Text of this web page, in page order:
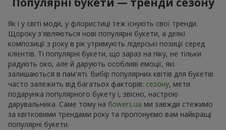
Як і у світі моди, у флористиці теж існують свої тренди.
Щороку з'являються нові популярні букети, а деякі
композиції з року в рік утримують лідерські позиції серед
клієнтів. Ті популярні букети, що зараз на піку, не тільки
радують око, але й дарують особливі емоції, які
залишаються в пам'яті. Вибір популярних квітів для букетів
часто залежить від багатьох факторів: сезону, мети
подарунка популярного букету і, звісно, настрою
дарувальника. Саме тому на flowers.ua ми завжди стежимо
за квітковими трендами року та пропонуємо вам найкращі
популярні букети.